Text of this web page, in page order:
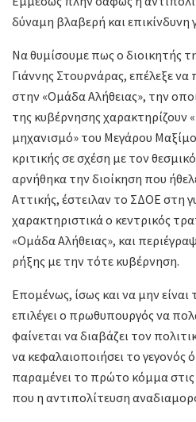
δύναμη βλαβερή και επικίνδυνη
Να θυμίσουμε πως ο διοικητής
Γιάννης Στουρνάρας, επέλεξε
στην «Ομάδα Αλήθειας», την
της κυβέρνησης χαρακτηρίζουν
μηχανισμό» του Μεγάρου
κριτικής σε σχέση με τον
αρνήθηκα την διοίκηση που
Αττικής, έστειλαν το ΣΔΟΕ στη
χαρακτηριστικά ο κεντρικός
«Ομάδα Αλήθειας», και
ρήξης με την τότε κυβέρνηση.
Επομένως, ίσως και να μην είναι
επιλέγει ο πρωθυπουργός να
φαίνεται να διαβάζει τον
να κεφαλαιοποιήσει το γεγονός
παραμένει το πρώτο κόμμα
που η αντιπολίτευση